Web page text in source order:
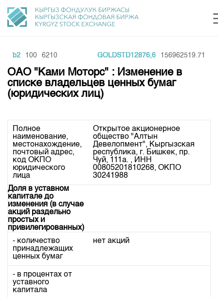
Финансовый рынок KG login Рус Кыр
О нас
Общая информация
Акционеры
Руководство
Внутренний аудитор
Комитеты
Участники торгов
Наши партнеры
Cтратегия развития
Корпоративные документы
Контакты
Направления
Товарно-сырьевой сектор
Листинг
Центр раскрытия информации
Тарифы
Аналитика
Финансовый рынок KG
Пресс-клуб
25 лет ЗАО КФБ
Нормативная база
Биржевая деятельность
Депозитарная деятельность
Центр раскрытия информации
Статистика торгов
Итоги последних торгов
Архив торгов
Индекс и Капитализация
Котировки по ЦБ
Котировки по драг. металлам
Результаты аукционов ГЦБ
Учебный центр
Общая информация
План работы на год
100 6210 GOLDSTD12876,6 156962519.71
ОАО "Ками Моторс" : Изменение в
списке владельцев ценных бумаг
(юридических лиц)
Полное
наименование,
местонахождение,
почтовый адрес,
код ОКПО
юридического
лица
Открытое акционерное
общество "Алтын
Девелопмент", Кыргызская
республика, г. Бишкек, пр.
Чуй, 111а. , ИНН
00805201810268, ОКПО
30241988
Доля в уставном
капитале до
изменения (в случае
акций раздельно
простых и
привилегированных)
- количество
принадлежащих
ценных бумаг
нет акций
- в процентах от
уставного
капитала